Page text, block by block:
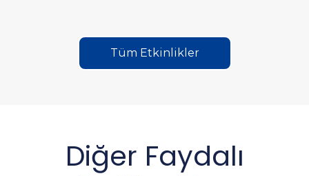
Tüm Etkinlikler
Diğer Faydalı